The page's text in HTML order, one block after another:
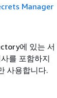
Manager
에 있는 서
를 포함하지
사용합니다.